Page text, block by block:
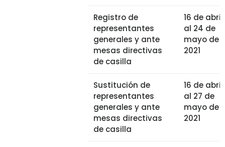
Registro de
representantes
generales y ante
mesas directivas
de casilla
16 de abril
al 24 de
mayo de
2021
Sustitución de
representantes
generales y ante
mesas directivas
de casilla
16 de abril
al 27 de
mayo de
2021